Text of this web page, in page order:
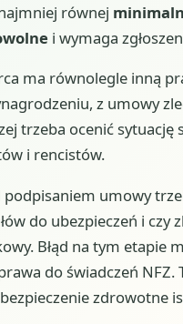
równej
i wymaga
ma równolegle inną
z umowy
trzeba ocenić
i rencistów.
umowy
do ubezpieczeń i czy
Błąd na tym etapie
do świadczeń NFZ.
zdrowotne